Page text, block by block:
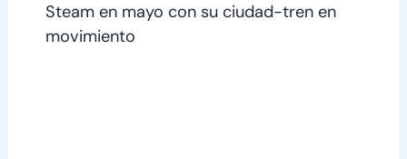
Steam en mayo con su ciudad-tren en
movimiento